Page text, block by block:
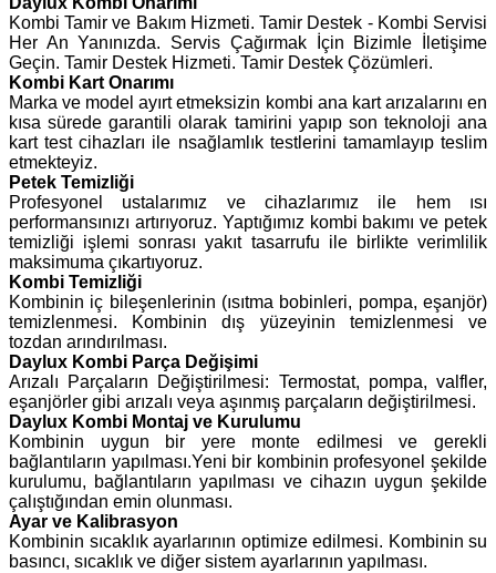
Kombi Tamir ve Bakım Hizmeti. Tamir Destek - Kombi Servisi
Her An Yanınızda. Servis Çağırmak İçin Bizimle İletişime
Geçin. Tamir Destek Hizmeti. Tamir Destek Çözümleri.
Kombi Kart Onarımı
Marka ve model ayırt etmeksizin kombi ana kart arızalarını en
kısa sürede garantili olarak tamirini yapıp son teknoloji ana
kart test cihazları ile nsağlamlık testlerini tamamlayıp teslim
etmekteyiz.
Petek Temizliği
Profesyonel ustalarımız ve cihazlarımız ile hem ısı
performansınızı artırıyoruz. Yaptığımız kombi bakımı ve petek
temizliği işlemi sonrası yakıt tasarrufu ile birlikte verimlilik
maksimuma çıkartıyoruz.
Kombi Temizliği
Kombinin iç bileşenlerinin (ısıtma bobinleri, pompa, eşanjör)
temizlenmesi. Kombinin dış yüzeyinin temizlenmesi ve
tozdan arındırılması.
Daylux Kombi Parça Değişimi
Arızalı Parçaların Değiştirilmesi: Termostat, pompa, valfler,
eşanjörler gibi arızalı veya aşınmış parçaların değiştirilmesi.
Daylux Kombi Montaj ve Kurulumu
Kombinin uygun bir yere monte edilmesi ve gerekli
bağlantıların yapılması.Yeni bir kombinin profesyonel şekilde
kurulumu, bağlantıların yapılması ve cihazın uygun şekilde
çalıştığından emin olunması.
Ayar ve Kalibrasyon
Kombinin sıcaklık ayarlarının optimize edilmesi. Kombinin su
basıncı, sıcaklık ve diğer sistem ayarlarının yapılması.